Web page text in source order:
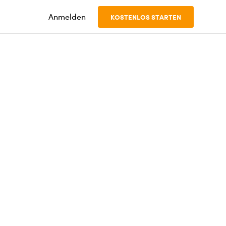
Anmelden KOSTENLOS STARTEN